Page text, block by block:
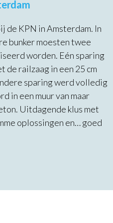
de KPN in Amsterdam. In
bunker moesten twee
worden. Eén sparing
de railzaag in een 25 cm
sparing werd volledig
in een muur van maar
Uitdagende klus met
oplossingen en… goed